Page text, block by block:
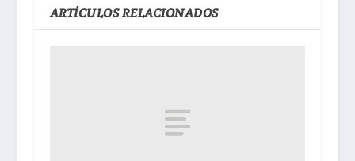
ARTÍCULOS RELACIONADOS